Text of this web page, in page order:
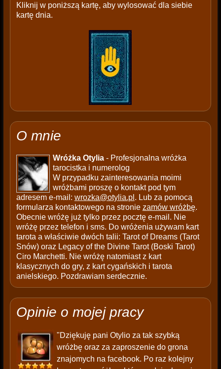
Kliknij w poniższą kartę, aby wylosować dla siebie
kartę dnia.
O mnie
Wróżka Otylia- Profesjonalna wróżka
tarocistka i numerolog
W przypadku zainteresowania moimi
wróżbami proszę o kontakt pod tym
adresem e-mail: wrozka@otylia.pl . Lub za pomocą
formularza kontaktowego na stronie zamów wróżbę.
Obecnie wróżę już tylko przez pocztę e-mail. Nie
wróżę przez telefon i sms. Do wróżenia używam kart
tarota a właściwie dwóch talii: Tarot of Dreams (Tarot
Snów) oraz Legacy of the Divine Tarot (Boski Tarot)
Ciro Marchetti. Nie wróżę natomiast z kart
klasycznych do gry, z kart cygańskich i tarota
anielskiego. Pozdrawiam serdecznie.
Opinie o mojej pracy
"Dziękuję pani Otylio za tak szybką
wróżbę oraz za zaproszenie do grona
znajomych na facebook. Po raz kolejny